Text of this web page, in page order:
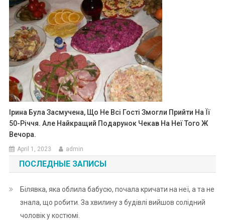
Ірина Була Засмучена, Що Не Всі Гості Змогли Прийти На Її
50-Річчя. Але Найкращий Подарунок Чекав На Неї Того Ж
Вечора.
April 1, 2023 admin
ПОСЛЕДНЫЕ ЗАПИСЫ
Білявка, яка облила бабусю, почала кричати на неї, а та не
знала, що робити. За хвилину з будівлі вийшов солідний
чоловік у костюмі.